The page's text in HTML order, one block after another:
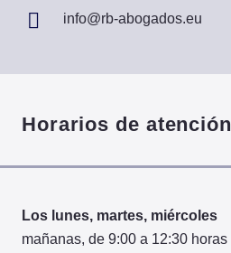
info@rb-abogados.eu
Horarios de atención
Los lunes, martes, miércoles
mañanas, de 9:00 a 12:30 horas